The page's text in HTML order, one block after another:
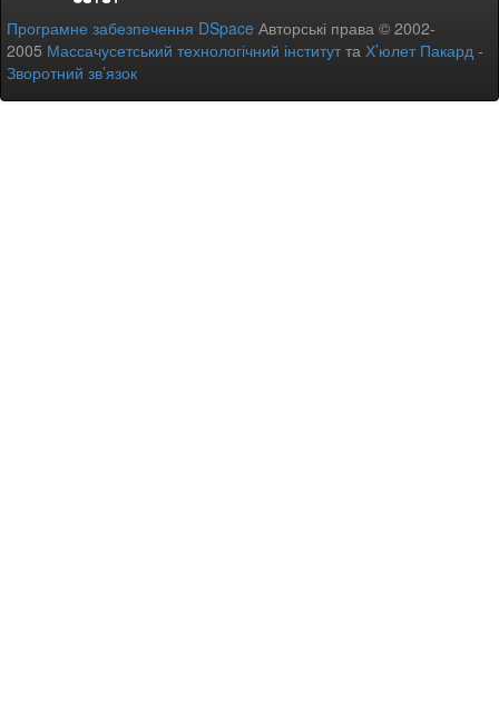
Програмне забезпечення DSpace Авторські права © 2002-
2005 Массачусетський технологічний інститутта Х’юлет Пакард -
Зворотний зв’язок